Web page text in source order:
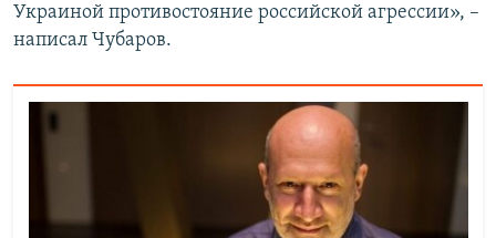
Украиной противостояние российской агрессии», –
написал Чубаров.